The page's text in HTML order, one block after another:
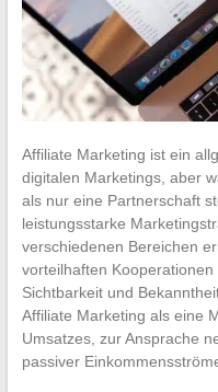
Affiliate Marketing ist ein
digitalen Marketings, aber
als nur eine Partnerschaft
leistungsstarke
verschiedenen Bereichen
vorteilhaften
Sichtbarkeit und
Affiliate Marketing als eine
Umsatzes, zur Ansprache
passiver